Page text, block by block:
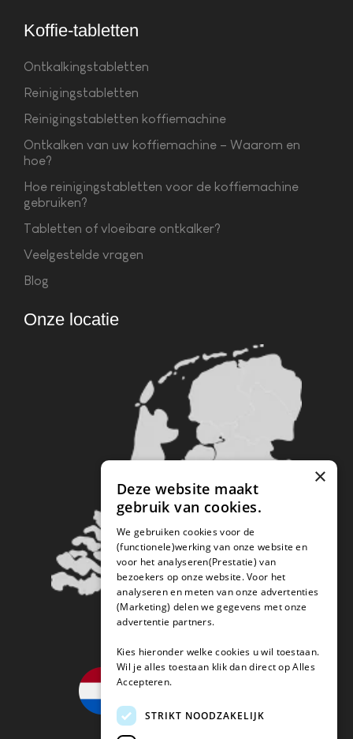
Koffie-tabletten
Ontkalkingstabletten
Reinigingstabletten
Reinigingstabletten koffiemachine
Ontkalken van uw koffiemachine – Waarom en
hoe?
Hoe reinigingstabletten voor de koffiemachine
gebruiken?
Tabletten of vloeibare ontkalker?
Veelgestelde vragen
Blog
Onze locatie
×
Deze website maakt
gebruik van cookies.
We gebruiken cookies voor de
(functionele)werking van onze website en
voor het analyseren(Prestatie) van
bezoekers op onze website. Voor het
analyseren en meten van onze advertenties
(Marketing) delen we gegevens met onze
advertentie partners.
Kies hieronder welke cookies u wil toestaan.
Wil je alles toestaan klik dan direct op Alles
Accepteren.
STRIKT NOODZAKELIJK